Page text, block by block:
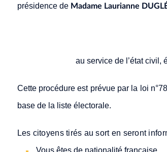
présidence de Madame Laurianne
au service de l’état civil,
Cette procédure est prévue par la loi
base de la liste électorale.
Les citoyens tirés au sort en seront
Vous êtes de nationalité française